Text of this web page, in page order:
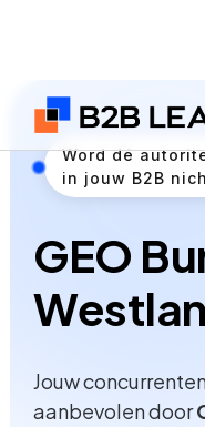
Word dé
in jouw B2B
GEO
Jouw
aanbevolen door